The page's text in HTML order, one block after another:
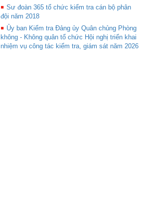
Sư đoàn 365 tổ chức kiểm tra cán bộ phân
đội năm 2018
Ủy ban Kiểm tra Đảng ủy Quân chủng Phòng
không - Không quân tổ chức Hội nghị triển khai
nhiệm vụ công tác kiểm tra, giám sát năm 2026